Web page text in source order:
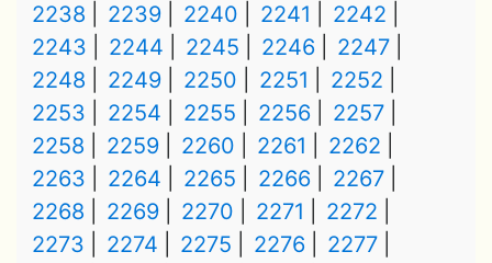
2238
2239 2240 2241
2242
2243
2244 2245 2246
2247
2248
2249 2250 2251
2252
2253
2254 2255 2256
2257
2258
2259 2260 2261
2262
2263
2264 2265 2266
2267
2268
2269 2270 2271
2272
2273
2274 2275 2276
2277